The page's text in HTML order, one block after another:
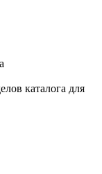
каталога для